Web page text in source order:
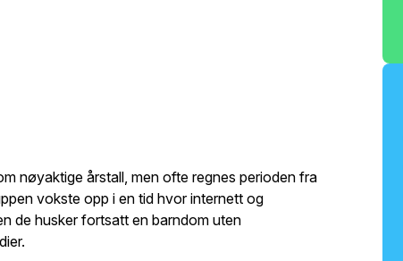
nøyaktige årstall, men ofte regnes perioden fra
vokste opp i en tid hvor internett og
de husker fortsatt en barndom uten